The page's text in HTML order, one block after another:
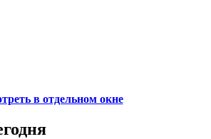
в отдельном окне